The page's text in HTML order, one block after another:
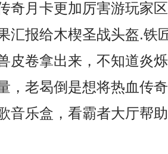
奇月卡更加厉害游玩家
汇报给木楔圣战头盔.铁
皮卷拿出来，不知道炎
，老曷倒是想将热血传
音乐盒，看霸者大厅帮